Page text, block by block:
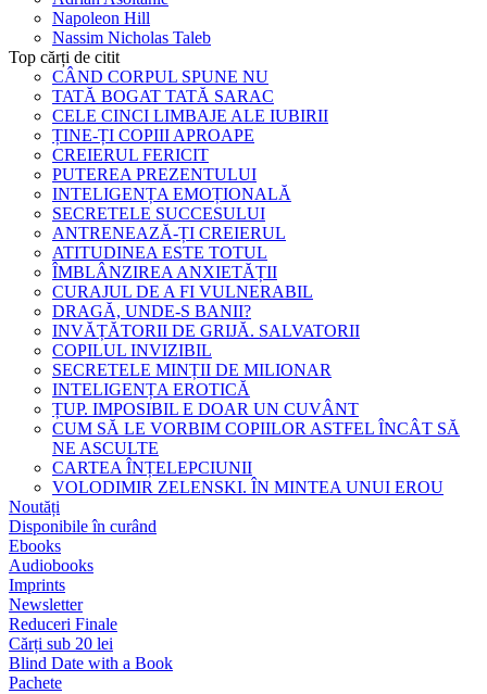
Napoleon Hill
Nassim Nicholas Taleb
Top cărți de citit
CÂND CORPUL SPUNE NU
TATĂ BOGAT TATĂ SARAC
CELE CINCI LIMBAJE ALE IUBIRII
ȚINE-ȚI COPIII APROAPE
CREIERUL FERICIT
PUTEREA PREZENTULUI
INTELIGENȚA EMOȚIONALĂ
SECRETELE SUCCESULUI
ANTRENEAZĂ-ȚI CREIERUL
ATITUDINEA ESTE TOTUL
ÎMBLÂNZIREA ANXIETĂȚII
CURAJUL DE A FI VULNERABIL
DRAGĂ, UNDE-S BANII?
INVĂȚĂTORII DE GRIJĂ. SALVATORII
COPILUL INVIZIBIL
SECRETELE MINȚII DE MILIONAR
INTELIGENȚA EROTICĂ
ȚUP. IMPOSIBIL E DOAR UN CUVÂNT
CUM SĂ LE VORBIM COPIILOR ASTFEL ÎNCÂT SĂ
NE ASCULTE
CARTEA ÎNȚELEPCIUNII
VOLODIMIR ZELENSKI. ÎN MINTEA UNUI EROU
Noutăți
Disponibile în curând
Ebooks
Audiobooks
Imprints
Newsletter
Reduceri Finale
Cărți sub 20 lei
Blind Date with a Book
Pachete